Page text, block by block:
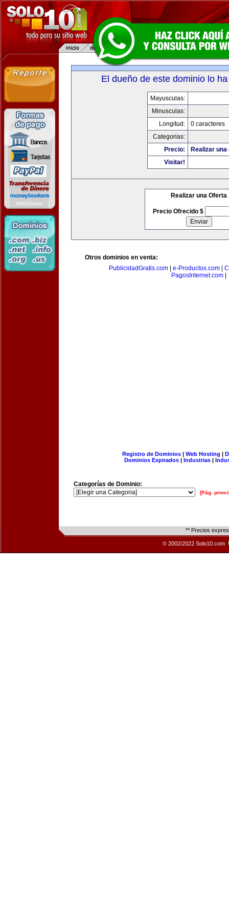
El dueño de este dominio lo
Mayusculas:
Minusculas:
Longitud:
0 caracteres
Categorias:
Precio:
Realizar
Visitar!
Realizar una Oferta
Precio Ofrecido $
Otros dominios en venta:
PublicidadGratis.com
e-Productos.com
PagosInternet.com
Registro de Dominios| Web Hosting |
Dominios Expirados | Industrias |
Categorías de Dominio:
[Pág.
** Precios
© 2002/2022 Solo10.com